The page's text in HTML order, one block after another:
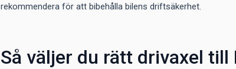
rekommendera för att bibehålla bilens driftsäkerhet.
Så väljer du rätt drivaxel till